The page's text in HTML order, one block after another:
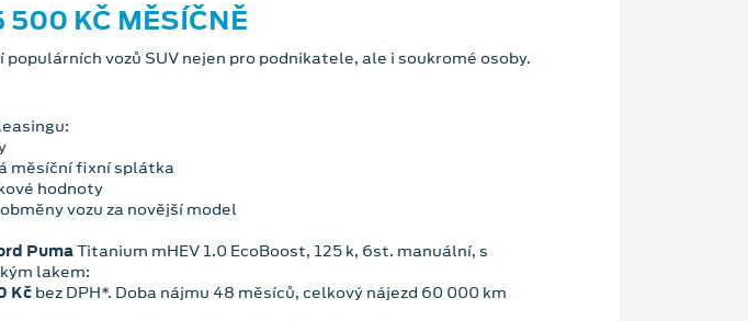
500 KČ MĚSÍČNĚ
vozů SUV nejen pro podnikatele, ale i soukromé osoby.
měsíční fixní splátka
hodnoty
vozu za novější model
PumaTitanium mHEV 1.0 EcoBoost, 125 k, 6st. manuální, s
lakem:
Kčbez DPH*. Doba nájmu 48 měsíců, celkový nájezd 60 000 km